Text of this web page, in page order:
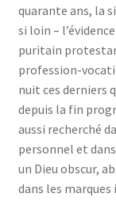
quarante ans, la
si loin –
puritain
profession-
nuit ces derniers
depuis la fin
aussi recherché
personnel et
un Dieu obscur,
dans les marques